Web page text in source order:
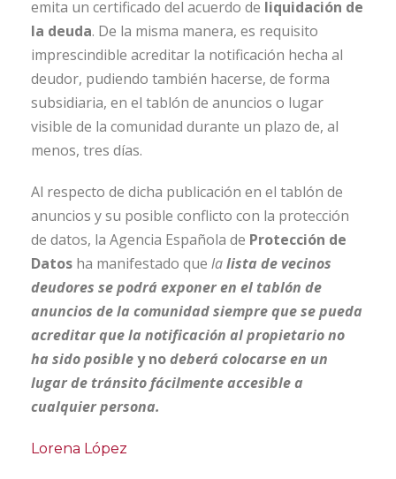
emita un certificado del acuerdo de liquidación de
la deuda. De la misma manera, es requisito
imprescindible acreditar la notificación hecha al
deudor, pudiendo también hacerse, de forma
subsidiaria, en el tablón de anuncios o lugar
visible de la comunidad durante un plazo de, al
menos, tres días.
Al respecto de dicha publicación en el tablón de
anuncios y su posible conflicto con la protección
de datos, la Agencia Española de Protección de
Datos ha manifestado que lalista de vecinos
deudores se podrá exponer en el tablón de
anuncios de la comunidad siempre que se pueda
acreditar que la notificación al propietario no
ha sido posibley nodeberá colocarse en un
lugar de tránsito fácilmente accesible a
cualquier persona.
Lorena López